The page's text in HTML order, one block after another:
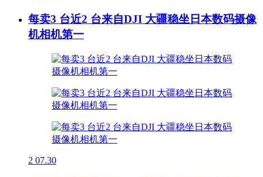
每卖3 台近2 台来自DJI 大疆稳坐日本数码摄像
机相机第一
2 07.30